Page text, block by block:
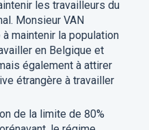
les travailleurs du
Monsieur VAN
à maintenir la population
en Belgique et
également à attirer
étrangère à travailler
de la limite de 80%